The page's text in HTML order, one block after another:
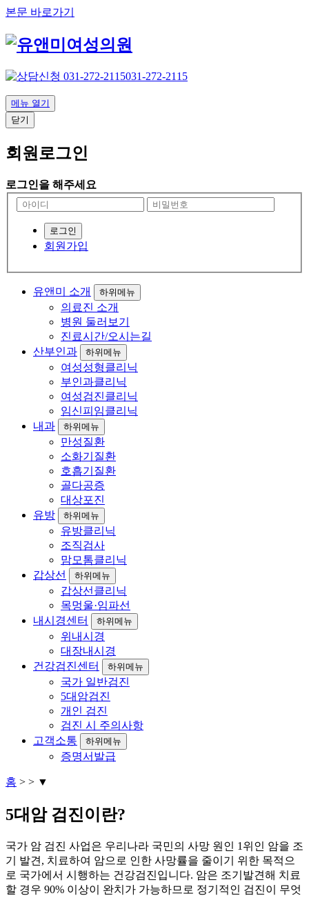
본문 바로가기
031-272-2115
메뉴 열기
닫기
회원로그인
로그인을 해주세요
회원가입
유앤미 소개 하위메뉴
의료진 소개
병원 둘러보기
진료시간/오시는길
산부인과
하위메뉴
여성성형클리닉
부인과클리닉
여성검진클리닉
임신피임클리닉
내과
하위메뉴
만성질환
소화기질환
호흡기질환
골다공증
대상포진
유방
하위메뉴
유방클리닉
조직검사
맘모톰클리닉
갑상선
하위메뉴
갑상선클리닉
목멍울·임파선
내시경센터
하위메뉴
위내시경
대장내시경
건강검진센터
하위메뉴
국가 일반검진
5대암검진
개인 검진
검진 시 주의사항
고객소통
하위메뉴
증명서발급
홈 ▼
5대암 검진이란?
국가 암 검진 사업은 우리나라 국민의 사망 원인 1위인 암을 조
기 발견, 치료하여 암으로 인한 사망률을 줄이기 위한 목적으
로 국가에서 시행하는 건강검진입니다. 암은 조기발견해 치료
할 경우 90% 이상이 완치가 가능하므로 정기적인 검진이 무엇